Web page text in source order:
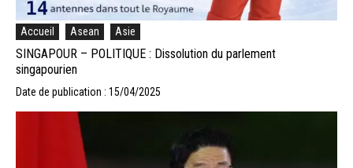
Accueil Asean Asie
SINGAPOUR – POLITIQUE : Dissolution du parlement
singapourien
Date de publication : 15/04/2025